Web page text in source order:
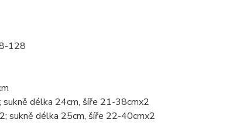
128
délka 24cm, šíře 21-38cmx2
sukně délka 25cm, šíře 22-40cmx2